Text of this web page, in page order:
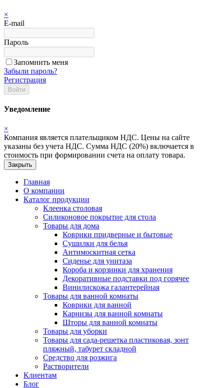
×
E-mail
Пароль
Запомнить меня
Забыли пароль?
Регистрация
Войти
Уведомление
×
Компания является плательщиком НДС. Цены на сайте
указаны без учета НДС. Сумма НДС (20%) включается в
стоимость при формировании счета на оплату товара.
Закрыть
Главная
О компании
Каталог продукции
Клеенка столовая
Силиконовое покрытие для стола
Товары для дома
Коврики придверные и бытовые
Сушилки для белья
Антимоскитная сетка
Сиденье для унитаза
Короба и корзинки для хранения
Декоративные подставки под горячее
Винилискожа галантерейная
Товары для ванной комнаты
Коврики для ванной
Карнизы для ванной комнаты
Шторы для ванной комнаты
Товары для уборки
Товары для сада-решетка пластиковая, зонт
пляжный, табурет складной
Средство для розжига
Растворители
Клиентам
Блог